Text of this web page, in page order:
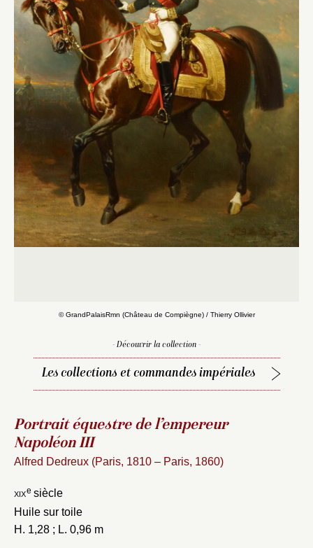
© GrandPalaisRmn (Château de Compiègne) / Thierry Ollivier
- Découvrir la collection -
Les collections et commandes impériales
Portrait équestre de l’empereur
Napoléon III
Alfred Dedreux (Paris, 1810 – Paris, 1860)
xixe siècle
Huile sur toile
H. 1,28 ; L. 0,96 m